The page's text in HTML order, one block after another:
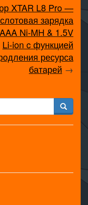
XTAR L8 Pro —
зарядка
Ni-MH & 1.5V
Li-ion c функцией
ресурса
батарей →